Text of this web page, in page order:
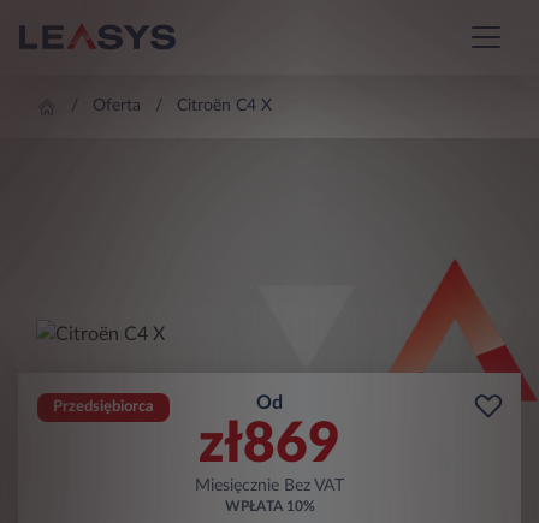
Oferta Citroën C4 X
Przedsiębiorca Od
zł869
Miesięcznie Bez VAT
WPŁATA 10%